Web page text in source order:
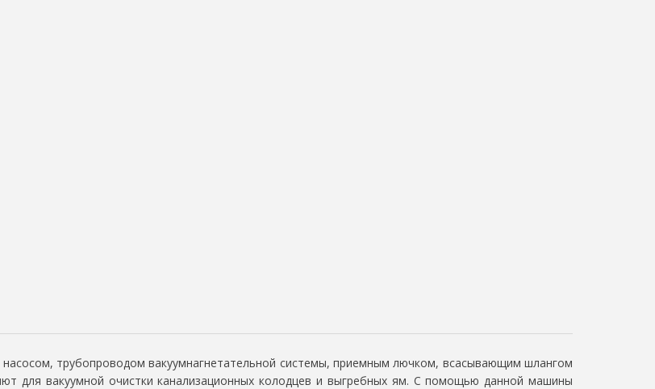
трубопроводом вакуумнагнетательной системы, приемным лючком, всасывающим шлангом
для вакуумной очистки канализационных колодцев и выгребных ям. С помощью данной машины